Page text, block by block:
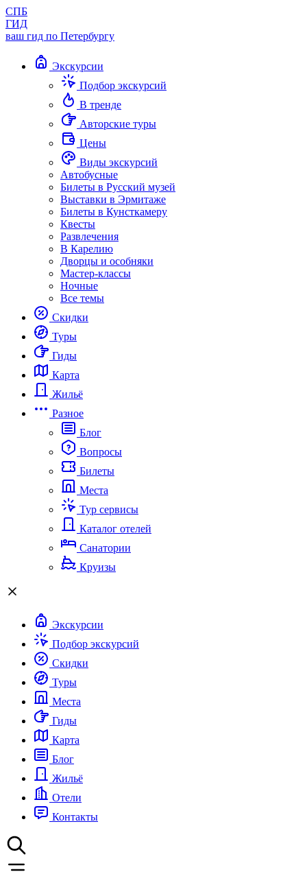
СПБ
ГИД
ваш гид по Петербургу
Экскурсии
Подбор экскурсий
В тренде
Авторские туры
Цены
Виды экскурсий
Автобусные
Билеты в Русский музей
Выставки в Эрмитаже
Билеты в Кунсткамеру
Квесты
Развлечения
В Карелию
Дворцы и особняки
Мастер-классы
Ночные
Все темы
Скидки
Туры
Гиды
Карта
Жильё
Разное
Блог
Вопросы
Билеты
Места
Тур сервисы
Каталог отелей
Санатории
Круизы
Экскурсии
Подбор экскурсий
Скидки
Туры
Места
Гиды
Карта
Блог
Жильё
Отели
Контакты